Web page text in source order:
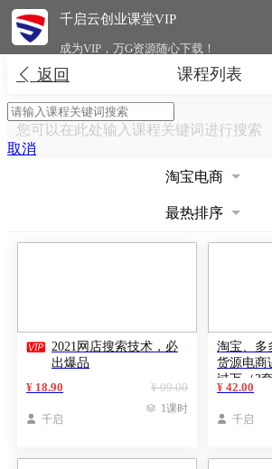
千启云创业课堂VIP
成为VIP，万G资源随心下载！
 返回 课程列表
您可以在此处输入课程关键词进行搜索
取消
淘宝电商
最热排序
 2021网店搜索技术，必
出爆品
¥ 99.00
¥ 18.90
 千启
 1课时
淘宝、多
货源电商
过万（3
¥ 42.00
 千启